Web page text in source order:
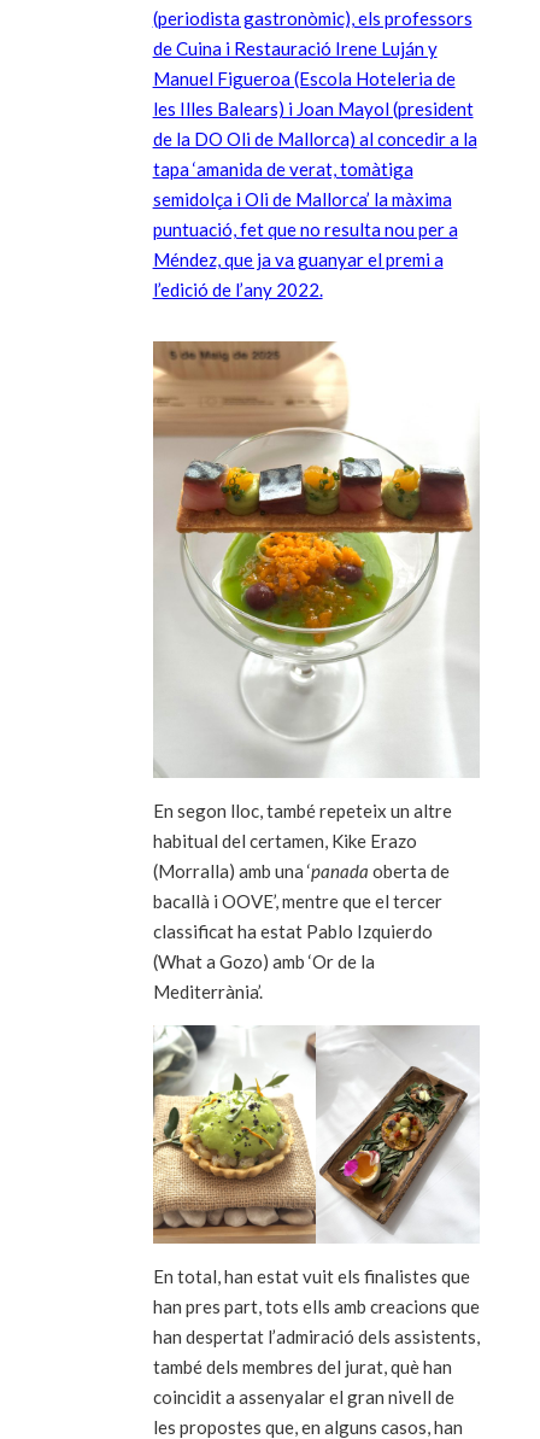
(periodista gastronòmic), els professors
de Cuina i Restauració Irene Luján y
Manuel Figueroa (Escola Hoteleria de
les Illes Balears) i Joan Mayol (president
de la DO Oli de Mallorca) al concedir a la
tapa ‘amanida de verat, tomàtiga
semidolça i Oli de Mallorca’ la màxima
puntuació, fet que no resulta nou per a
Méndez, que ja va guanyar el premi a
l’edició de l’any 2022.
En segon lloc, també repeteix un altre
habitual del certamen, Kike Erazo
(Morralla) amb una ‘panada oberta de
bacallà i OOVE’, mentre que el tercer
classificat ha estat Pablo Izquierdo
(What a Gozo) amb ‘Or de la
Mediterrània’.
En total, han estat vuit els finalistes que
han pres part, tots ells amb creacions que
han despertat l’admiració dels assistents,
també dels membres del jurat, què han
coincidit a assenyalar el gran nivell de
les propostes que, en alguns casos, han